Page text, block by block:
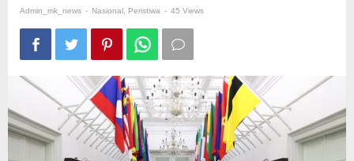
Periode
2026-
2031
Admin_mk_news - Nasional Peristiwa - 45 Views